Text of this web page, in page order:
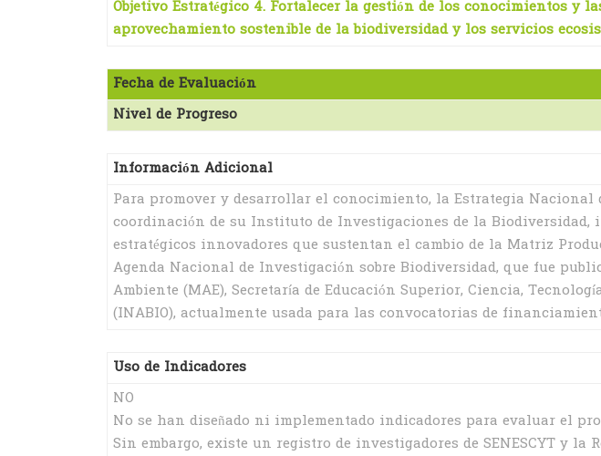
Objetivo Estratégico 4. Fortalecer la gestión de los conocimientos y
aprovechamiento sostenible de la biodiversidad y los servicios
Fecha de Evaluación
Nivel de Progreso
Información Adicional
Para promover y desarrollar el conocimiento, la Estrategia Nacional
coordinación de su Instituto de Investigaciones de la
estratégicos innovadores que sustentan el cambio de la Matriz
Agenda Nacional de Investigación sobre Biodiversidad, que fue
Ambiente (MAE), Secretaría de Educación Superior, Ciencia,
(INABIO), actualmente usada para las convocatorias de
Uso de Indicadores
NO
No se han diseñado ni implementado indicadores para evaluar el
Sin embargo, existe un registro de investigadores de SENESCYT y